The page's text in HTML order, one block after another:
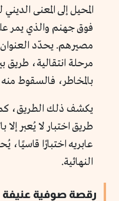
المحيل إلى المعنى
فوق جهنم والذي يمر
مصيرهم. يحدّد العنوان
مرحلة انتقالية، طريق
بالمخاطر، فالسقوط منه
يكشف ذلك الطريق، كما
طريق اختبار لا يُعبر
عابريه اختبارًا
النهائية.
رقصة صوفية عنيفة